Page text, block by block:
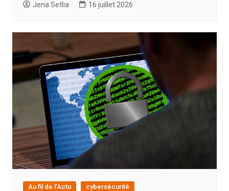
Jena Setlia 16 juillet 2026
Au fil de l'Actu cybersécurité